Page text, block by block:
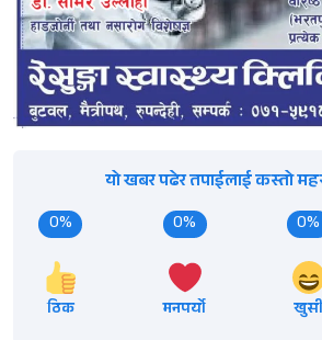
यो खबर पढेर तपाईलाई कस्तो
0%
ठिक
0%
मनपर्यो
0%
खुसी